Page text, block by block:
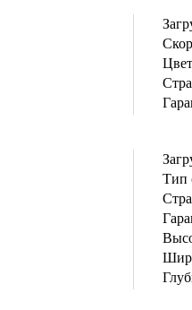
Цвет
Тип